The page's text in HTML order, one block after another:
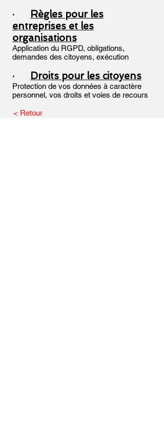
· Règles pour les
entreprises et les
organisations
Application du RGPD, obligations,
demandes des citoyens, exécution
· Droits pour les citoyens
Protection de vos données à caractère
personnel, vos droits et voies de recours
< Retour